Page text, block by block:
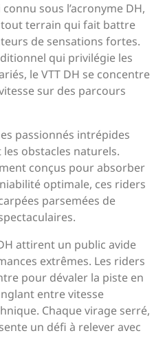
sous l’acronyme DH,
terrain qui fait battre
de sensations fortes.
qui privilégie les
le VTT DH se concentre
sur des parcours
passionnés intrépides
obstacles naturels.
conçus pour absorber
optimale, ces riders
parsemées de
attirent un public avide
extrêmes. Les riders
pour dévaler la piste en
entre vitesse
Chaque virage serré,
un défi à relever avec